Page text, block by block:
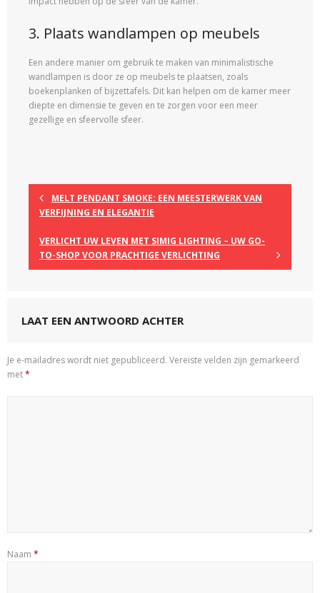
3. Plaats wandlampen op meubels
Een andere manier om gebruik te maken van minimalistische
wandlampen is door ze op meubels te plaatsen, zoals
boekenplanken of bijzettafels. Dit kan helpen om de kamer meer
diepte en dimensie te geven en te zorgen voor een meer
gezellige en sfeervolle sfeer.
MELT PENDANT SMOKE: EEN MEESTERWERK VAN
VERFIJNING EN ELEGANTIE
VERLICHT UW LEVEN MET SIMIG LIGHTING – UW GO-
TO-SHOP VOOR PRACHTIGE VERLICHTING
LAAT EEN ANTWOORD ACHTER
Je e-mailadres wordt niet gepubliceerd. Vereiste velden zijn gemarkeerd
met*
Naam *